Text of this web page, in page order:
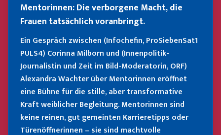
Mentorinnen: Die verborgene Macht, die
Frauen tatsächlich voranbringt.
Ein Gespräch zwischen (Infochefin, ProSiebenSat1
PULS4) Corinna Milborn und (Innenpolitik-
Journalistin und Zeit im Bild-Moderatorin, ORF)
Alexandra Wachter über Mentorinnen eröffnet
eine Bühne für die stille, aber transformative
Kraft weiblicher Begleitung. Mentorinnen sind
keine reinen, gut gemeinten Karrieretipps oder
Türenöffnerinnen – sie sind machtvolle